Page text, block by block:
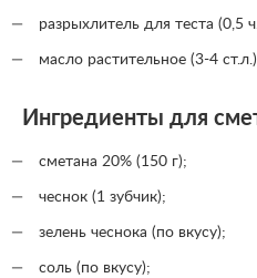
разрыхлитель для теста (0,5
масло растительное (3-4
Ингредиенты для
сметана 20% (150 г);
чеснок (1 зубчик);
зелень чеснока (по вкусу);
соль (по вкусу);